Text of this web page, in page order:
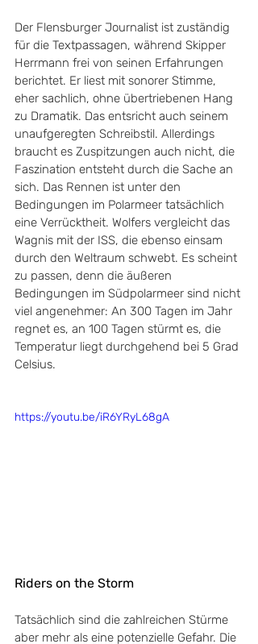
Der Flensburger Journalist ist zuständig
für die Textpassagen, während Skipper
Herrmann frei von seinen Erfahrungen
berichtet. Er liest mit sonorer Stimme,
eher sachlich, ohne übertriebenen Hang
zu Dramatik. Das entsricht auch seinem
unaufgeregten Schreibstil. Allerdings
braucht es Zuspitzungen auch nicht, die
Faszination entsteht durch die Sache an
sich. Das Rennen ist unter den
Bedingungen im Polarmeer tatsächlich
eine Verrücktheit. Wolfers vergleicht das
Wagnis mit der ISS, die ebenso einsam
durch den Weltraum schwebt. Es scheint
zu passen, denn die äußeren
Bedingungen im Südpolarmeer sind nicht
viel angenehmer: An 300 Tagen im Jahr
regnet es, an 100 Tagen stürmt es, die
Temperatur liegt durchgehend bei 5 Grad
Celsius.
https://youtu.be/iR6YRyL68gA
Riders on the Storm
Tatsächlich sind die zahlreichen Stürme
aber mehr als eine potenzielle Gefahr. Die